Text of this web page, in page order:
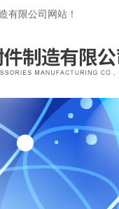
有限公司网站！